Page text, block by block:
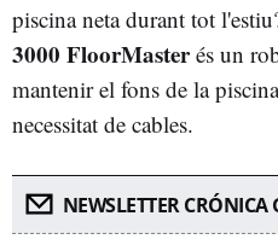
piscina neta durant tot
3000 FloorMasterés un
mantenir el fons de la
necessitat de cables.
NEWSLETTER CRÓNICA